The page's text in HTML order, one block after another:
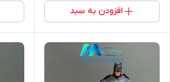
افزودن به سبد